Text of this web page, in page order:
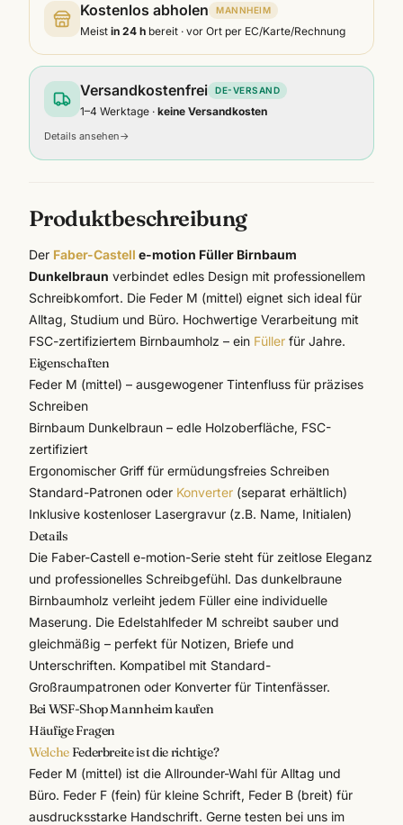
Kostenlos abholen MANNHEIM
Meist in 24 h bereit · vor Ort per EC/Karte/Rechnung
Versandkostenfrei DE-VERSAND
1–4 Werktage · keine Versandkosten
Details ansehen→
Produktbeschreibung
Der Faber-Castell e-motion Füller Birnbaum
Dunkelbraun verbindet edles Design mit professionellem
Schreibkomfort. Die Feder M (mittel) eignet sich ideal für
Alltag, Studium und Büro. Hochwertige Verarbeitung mit
FSC-zertifiziertem Birnbaumholz – ein Füller für Jahre.
Eigenschaften
Feder M (mittel) – ausgewogener Tintenfluss für präzises
Schreiben
Birnbaum Dunkelbraun – edle Holzoberfläche, FSC-
zertifiziert
Ergonomischer Griff für ermüdungsfreies Schreiben
Standard-Patronen oder Konverter (separat erhältlich)
Inklusive kostenloser Lasergravur (z.B. Name, Initialen)
Details
Die Faber-Castell e-motion-Serie steht für zeitlose Eleganz
und professionelles Schreibgefühl. Das dunkelbraune
Birnbaumholz verleiht jedem Füller eine individuelle
Maserung. Die Edelstahlfeder M schreibt sauber und
gleichmäßig – perfekt für Notizen, Briefe und
Unterschriften. Kompatibel mit Standard-
Großraumpatronen oder Konverter für Tintenfässer.
Bei WSF-Shop Mannheim kaufen
Häufige Fragen
WelcheFederbreite ist die richtige?
Feder M (mittel) ist die Allrounder-Wahl für Alltag und
Büro. Feder F (fein) für kleine Schrift, Feder B (breit) für
ausdrucksstarke Handschrift. Gerne testen bei uns im